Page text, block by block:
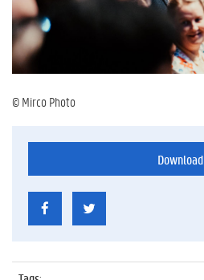
© Mirco Photo
Download